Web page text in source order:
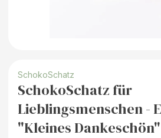
SchokoSchatz
SchokoSchatz für
Lieblingsmenschen -
"Kleines Dankeschön"